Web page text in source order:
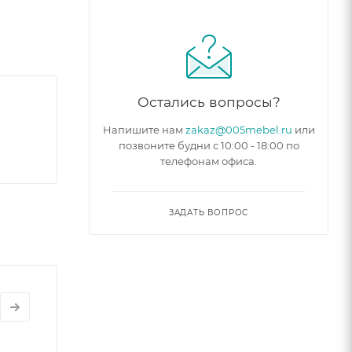
Остались вопросы?
Напишите нам zakaz@005mebel.ru или
позвоните будни с 10:00 - 18:00 по
телефонам офиса.
ЗАДАТЬ ВОПРОС